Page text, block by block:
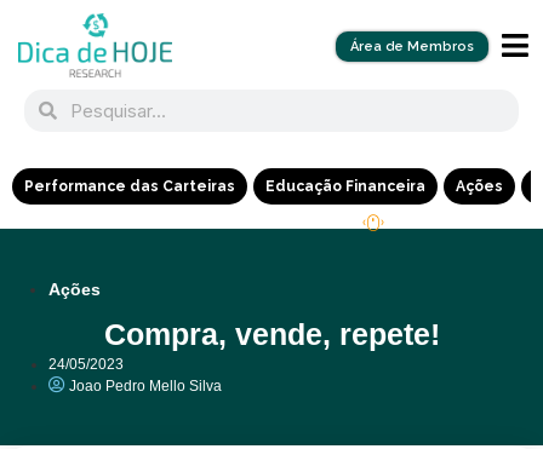
Área de Membros
Performance das Carteiras Educação Financeira Ações
Ações
Compra, vende, repete!
24/05/2023
Joao Pedro Mello Silva